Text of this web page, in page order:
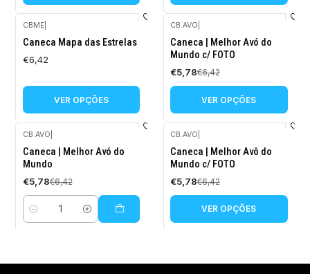
CBME|
Caneca Mapa das Estrelas
€6,42
VER OPÇÕES
-10%
DESCONTO
CB.AVO
Caneca | Melhor Avó do
Mundo c/ FOTO
€5,78€6,42
VER OPÇÕES
-10%
DESCONTO
CB.AVO
Caneca | Melhor Avó do
Mundo
€5,78€6,42
Quantidade
-10%
DESCONTO
CB.AVO
Caneca | Melhor Avô do
Mundo c/ FOTO
€5,78€6,42
VER OPÇÕES